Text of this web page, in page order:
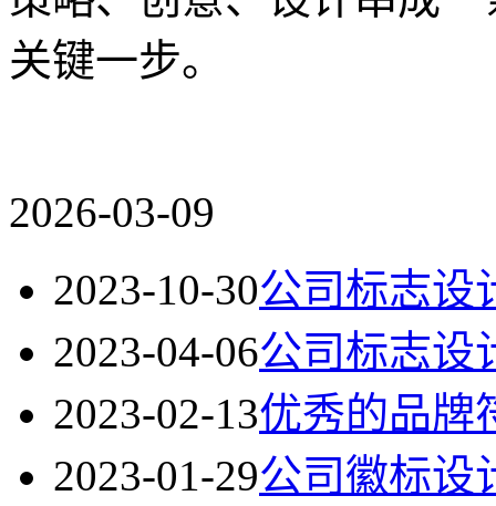
关键一步。
2026-03-09
2023-10-30公司标志设
2023-04-06公司标志设
2023-02-13优秀的品牌
2023-01-29公司徽标设